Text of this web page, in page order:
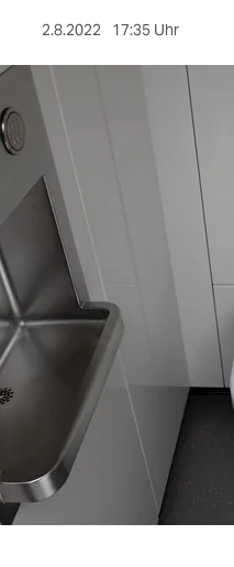
2.8.2022 17:35 Uhr